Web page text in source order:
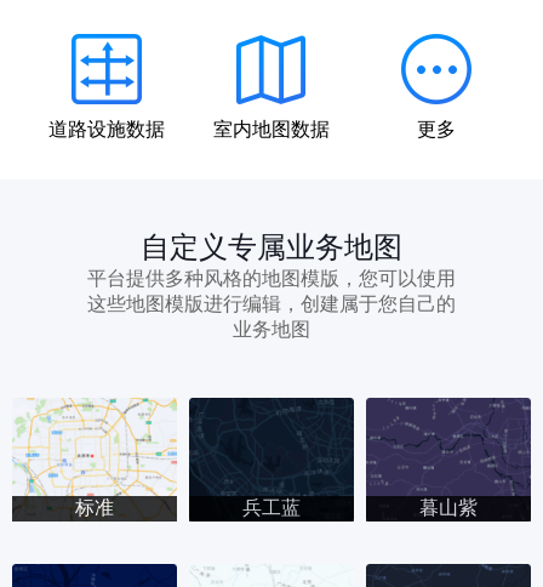
道路设施数据 室内地图数据 更多
自定义专属业务地图
平台提供多种风格的地图模版，您可以使用
这些地图模版进行编辑，创建属于您自己的
业务地图
标准 兵工蓝 暮山紫